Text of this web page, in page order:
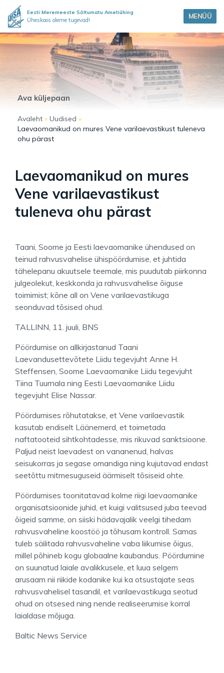
Eesti Meremeeste Sõltumatu Ametiühing
Üheskoos oleme tugevad! MENÜÜ
Ava küljepaan
Avaleht » Uudised »
Laevaomanikud on mures Vene varilaevastikust tuleneva
ohu pärast
Laevaomanikud on mures
Vene varilaevastikust
tuleneva ohu pärast
Taani, Soome ja Eesti laevaomanike ühendused on
teinud rahvusvahelise ühispöördumise, et juhtida
tähelepanu akuutsele teemale, mis puudutab piirkonna
julgeolekut, keskkonda ja rahvusvahelise õiguse
toimimist; kõne all on Vene varilaevastikuga
seonduvad tõsised ohud.
TALLINN, 11. juuli, BNS
Pöördumise on allkirjastanud Taani
Laevandusettevõtete Liidu tegevjuht Anne H.
Steffensen, Soome Laevaomanike Liidu tegevjuht
Tiina Tuurnala ning Eesti Laevaomanike Liidu
tegevjuht Elise Nassar.
Pöördumises rõhutatakse, et Vene varilaevastik
kasutab endiselt Läänemerd, et toimetada
naftatooteid sihtkohtadesse, mis rikuvad sanktsioone.
Paljud neist laevadest on vananenud, halvas
seisukorras ja segase omandiga ning kujutavad endast
seetõttu mitmesuguseid äärmiselt tõsiseid ohte.
Pöördumises toonitatavad kolme riigi laevaomanike
organisatsioonide juhid, et kuigi valitsused juba teevad
õigeid samme, on siiski hädavajalik veelgi tihedam
rahvusvaheline koostöö ja tõhusam kontroll. Samas
tuleb säilitada rahvusvaheline vaba liikumise õigus,
millel põhineb kogu globaalne kaubandus. Pöördumine
on suunatud laiale avalikkusele, et luua selgem
arusaam nii riikide kodanike kui ka otsustajate seas
rahvusvahelisel tasandil, et varilaevastikuga seotud
ohud on otsesed ning nende realiseerumise korral
laialdase mõjuga.
Baltic News Service